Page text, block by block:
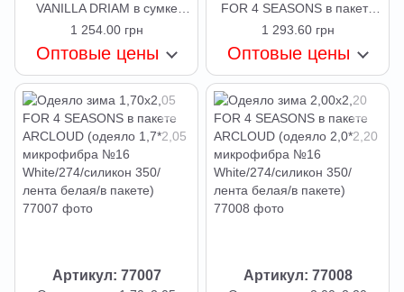
VANILLA DRIAM в сумке
ARCLOUD (одеяло с бейкой
1,7*2,05 микрофибра №12
Beige/ 274/ силикон 250/
бейка №12 Beige)
1 254.00 грн
Оптовые цены
FOR 4 SEASONS в пакете
ARCLOUD (одеяло 2,0*2,20
White/274/силикон 250/
лента белая/в пакете)
1 293.60 грн
Оптовые цены
Артикул: 77007 Артикул: 77008